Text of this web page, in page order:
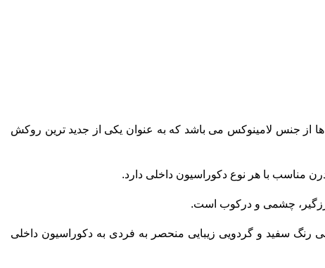
جنس لامینوکس می باشد که به عنوان یکی از جدید ترین روکش
مناسب با هر نوع دکوراسیون داخلی دارد.
سفید و گردویی زیبایی منحصر به فردی به دکوراسیون داخلی